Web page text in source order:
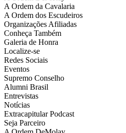
A Ordem da Cavalaria
A Ordem dos Escudeiros
Organizações Afiliadas
Conheça Também
Galeria de Honra
Localize-se
Redes Sociais
Eventos
Supremo Conselho
Alumni Brasil
Entrevistas
Notícias
Extracapitular Podcast
Seja Parceiro